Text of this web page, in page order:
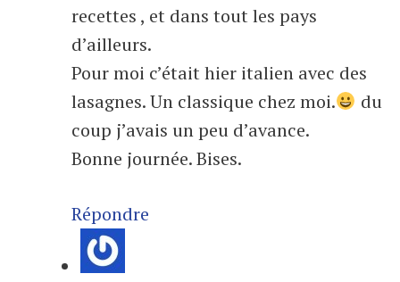
recettes , et dans tout les pays
d’ailleurs.
Pour moi c’était hier italien avec des
lasagnes. Un classique chez moi.
du
coup j’avais un peu d’avance.
Bonne journée. Bises.
Répondre